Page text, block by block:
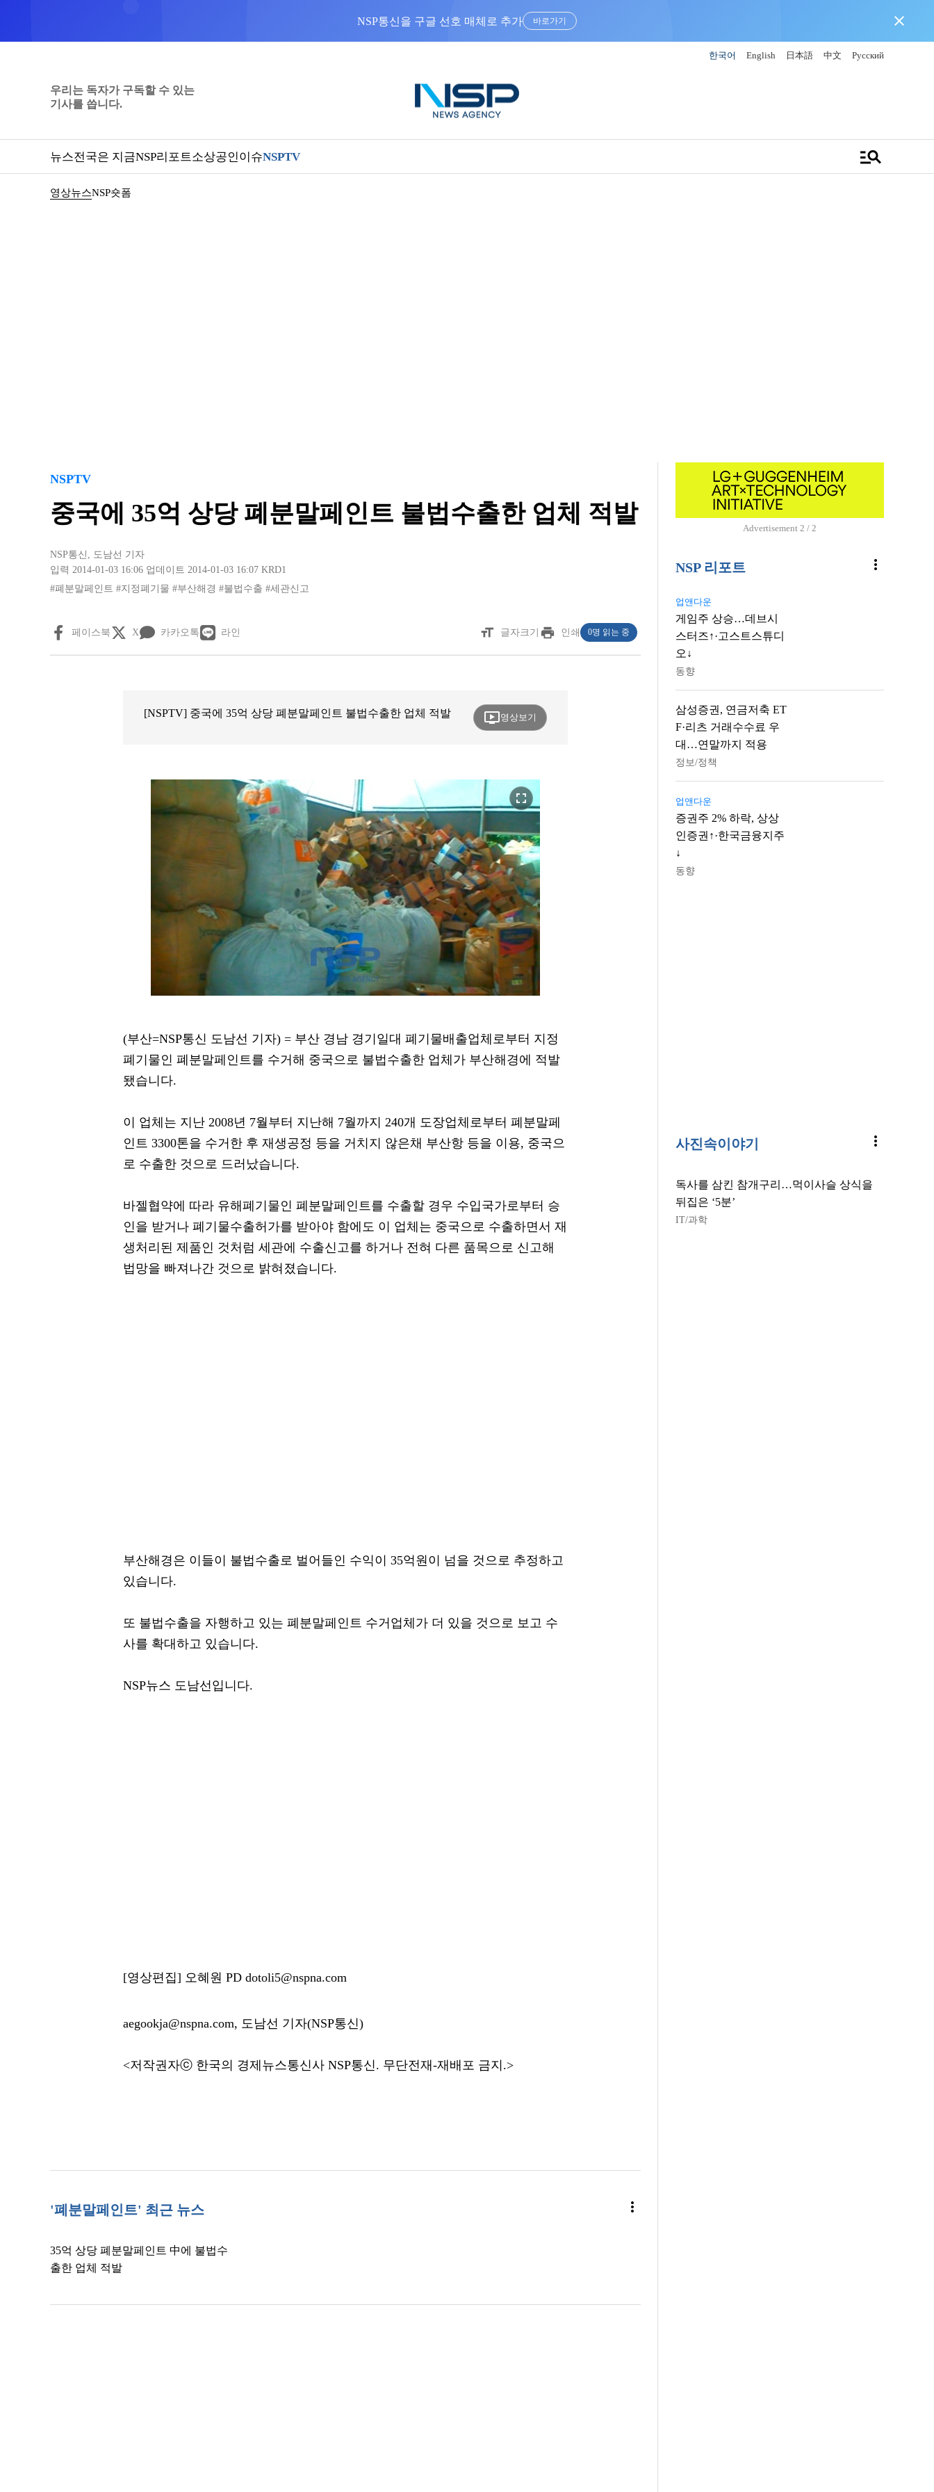
NSP통신을 구글 선호 매체로 추가 바로가기 close
한국어 English 日本語 中文 Русский
우리는 독자가 구독할 수 있는
기사를 씁니다.
뉴스전국은 지금NSP리포트소상공인이슈NSPTV manage_search
영상뉴스NSP숏폼
NSPTV
중국에 35억 상당 폐분말페인트 불법수출한 업체 적발
NSP통신 , 도남선 기자
입력 2014-01-03 16:06 업데이트 2014-01-03 16:07 KRD1
#폐분말페인트 #지정폐기물 #부산해경 #불법수출 #세관신고
페이스북 X 카카오톡 라인 format_size 글자크기 print 인쇄 0명 읽는 중
[NSPTV] 중국에 35억 상당 폐분말페인트 불법수출한 업체 적발 ondemand_video영상보기
fullscreen
(부산=NSP통신 도남선 기자) = 부산 경남 경기일대 폐기물배출업체로부터 지정
폐기물인 폐분말페인트를 수거해 중국으로 불법수출한 업체가 부산해경에 적발
됐습니다.
이 업체는 지난 2008년 7월부터 지난해 7월까지 240개 도장업체로부터 폐분말페
인트 3300톤을 수거한 후 재생공정 등을 거치지 않은채 부산항 등을 이용, 중국으
로 수출한 것으로 드러났습니다.
바젤협약에 따라 유해폐기물인 폐분말페인트를 수출할 경우 수입국가로부터 승
인을 받거나 폐기물수출허가를 받아야 함에도 이 업체는 중국으로 수출하면서 재
생처리된 제품인 것처럼 세관에 수출신고를 하거나 전혀 다른 품목으로 신고해
법망을 빠져나간 것으로 밝혀졌습니다.
부산해경은 이들이 불법수출로 벌어들인 수익이 35억원이 넘을 것으로 추정하고
있습니다.
또 불법수출을 자행하고 있는 폐분말페인트 수거업체가 더 있을 것으로 보고 수
사를 확대하고 있습니다.
NSP뉴스 도남선입니다.
[영상편집] 오혜원 PD dotoli5@nspna.com
aegookja@nspna.com, 도남선 기자(NSP통신)
<저작권자ⓒ 한국의 경제뉴스통신사 NSP통신. 무단전재-재배포 금지.>
'폐분말페인트' 최근 뉴스 more_vert
35억 상당 폐분말페인트 中에 불법수
출한 업체 적발
Advertisement 1 / 2
NSP 리포트 more_vert
업앤다운
게임주 상승…데브시
스터즈↑·고스트스튜디
오↓
동향
삼성증권, 연금저축 ET
F·리츠 거래수수료 우
대…연말까지 적용
정보/정책
업앤다운
증권주 2% 하락, 상상
인증권↑·한국금융지주
↓
동향
사진속이야기 more_vert
독사를 삼킨 참개구리…먹이사슬 상식을
뒤집은 ‘5분’
IT/과학